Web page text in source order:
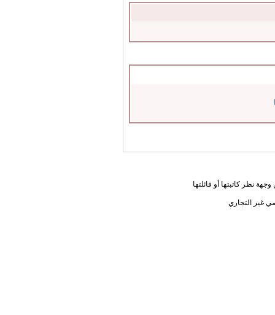
نظر كاتبتها أو قائلتها
غير التجاري